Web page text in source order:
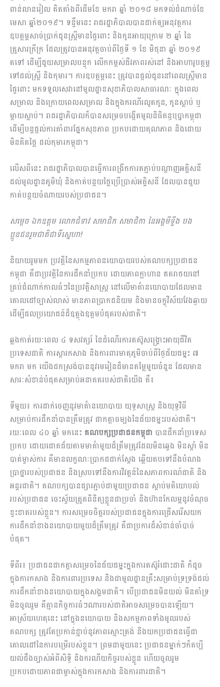
ពាន់លានរៀល គិតតាំងពីដើមខែ មករា ឆ្នាំ ២០១៨ មកទល់ដំណាច់ខែ
មេសា ឆ្នាំ២០១៩។ ទន្ទឹមនេះ រាជរដ្ឋាភិបាលបានដាក់ឲ្យអនុវត្តការ
ឧបត្ថម្ភសាច់ប្រាក់ជូនស្រ្តីមានផ្ទៃពោះ និងកូនអាយុក្រោម ២ ឆ្នាំ នៃ
គ្រួសារក្រីក្រ ដែលត្រូវបានអនុវត្តចាប់ពីថ្ងៃទី ១ ខែ មិថុនា ឆ្នាំ ២០១៩
តទៅ ដើម្បីជួយសម្រាលបន្ទុក លើកកម្ពស់ជីវភាពរស់នៅ និងអាហារូបត្ថម្ភ
ទៅដល់ស្ត្រី និងកុមារ។ ការឧបត្ថម្ភនេះ ត្រូវបានផ្តល់​ជូននៅពេលស្រ្តីមាន
ផ្ទៃពោះ មកទទួលសេវានៅមូលដ្ឋានសុខាភិបាលសាធារណៈ ក្នុងពេល
សម្រាល និងក្រោយពេលសម្រាល និងក្នុងករណីរលូតកូន, កូនស្លាប់ ឬ
ម្តាយស្លាប់។ រាជរដ្ឋាភិបាលក៏បានសម្រេចបង្កើតមូលនិធិគន្ធបុប្ផាកម្ពុជា
ដើម្បីបន្តផ្តល់ការគាំពារផ្នែកសុខភាព ប្រកបដោយគុណភាព និងដោយ
មិនគិតថ្លៃ ដល់កុមារកម្ពុជា។
លើសពីនេះ រាជរដ្ឋាភិបាលបានធ្វើការពង្រីកការតភ្ជាប់បណ្តាញអគ្គិសនី
ដល់មូលដ្ឋានភូមិឃុំ និងកាត់បន្ថយថ្លៃប្រើប្រាស់អគ្គិសនី ដែលបានជួយ
កាត់បន្ថយចំណាយរបស់ប្រជាជន។
សម្តេច ឯកឧត្តម លោកជំទាវ សមាជិក សមាជិកា នៃអង្គមីទ្ទីង បង
ប្អូនជនរួមជាតិជាទីស្នេហា!
និយាយរួមមក ប្រវត្តិនៃសកម្មភាពនយោបាយរបស់គណបក្សប្រជាជន
កម្ពុជា គឺជាប្រវត្តិនៃការដឹកនាំប្រកប ដោយភាពក្លាហាន ឥតរាថយនៅ
គ្រប់ដំណាក់កាលធំៗនៃប្រវត្តិសាស្ត្រ នៅលើមាគ៌ានយោបាយដែលមាន
គោលដៅច្បាស់លាស់ មានភាពប្រាកដនិយម និងមានចក្ខុវិស័យវែងឆ្ងាយ
ដើម្បីផលប្រយោជន៍ដ៏ឧត្តុងឧត្តមបំផុតរបស់ជាតិ។
ឆ្លងកាត់រយៈពេល ៤ ទសវត្សរ៍ នៃដំណើរការតស៊ូសង្គ្រោះអាយុជីវិត
ប្រទេសជាតិ ការស្តារកសាង និងការពារមាតុភូមិចាប់ពីថ្ងៃជ័យជម្នះ ៧
មករា មក យើងដកស្រង់បាននូវមេរៀនដ៏មានតម្លៃមួយចំនួន ដែលមាន
សារៈសំខាន់បំផុតសម្រាប់អនាគតរបស់ជាតិយើង គឺ៖
ទីមួយ៖ ការដាក់ចេញនូវមាគ៌ានយោបាយ យុទ្ធសាស្រ្ត និងយុទ្ធវិធី
សម្រាប់ការដឹកនាំបានត្រឹមត្រូវ ជាកត្តាចម្បងនៃជ័យជម្នះរបស់ជាតិ។
រយៈពេល ៤០ ឆ្នាំ មកនេះ គណបក្សប្រជាជនកម្ពុជា បានដឹកនាំប្រទេស
ប្រកប ដោយជោគជ័យតាមមាគ៌ាមួយដ៏ត្រឹមត្រូវដែលមិនឆ្វេង មិនស្តាំ មិន
បាត់ម្ចាស់ការ​ គឺមានលក្ខណៈប្រាកដជាក់ស្តែង ឆ្លើយតបទៅនឹងបំណង
ប្រាថ្នារបស់ប្រជាជន និងស្របទៅនឹងការវិវត្តន៍នៃសភាពការណ៍ជាតិ និង
អន្តរជាតិ។ គណបក្សបានផ្សារភ្ជាប់ជាមួយប្រជាជន ស្តាប់មតិយោបល់
របស់ប្រជាជន ចេះស្វ័យ​ត្រួតពិនិត្យខ្លួនជាប្រចាំ និងហ៊ានកែលម្អនូវចំណុច
ខ្វះខាតរបស់ខ្លួន។ ការសម្រេ​​​ច​​​ចិត្ត​របស់ប្រជាជនក្នុងការជ្រើសរើសយក
ការដឹកនាំខាងនយោបាយមួយដ៏ត្រឹមត្រូវ គឺជាប្រការដ៏សំខាន់ចាំបាច់
បំផុត។
ទីពីរ៖ ប្រជាជនជាកត្តាសម្រេចនៃជ័យជម្នះក្នុងការតស៊ូរំដោះជាតិ ក៏ដូច
ក្នុងការកសាង និងការពារប្រទេស និងជាមូលដ្ឋានគ្រឹះសម្រាប់ទ្រទ្រង់ដល់
ការដឹកនាំខាងនយោបាយក្នុងសង្គមជាតិ។ បើប្រជាជនមិនយល់ មិនគាំទ្រ
មិនចូលរួម គឺគ្មានកិច្ចការធំៗណារបស់ជាតិអាចសម្រេចបានឡើយ។
អាស្រ័យហេតុនេះ នៅក្នុងនយោ​បាយ និងសកម្មភាពទាំងមូលរបស់
គណបក្ស ត្រូវតែប្រកាន់ខ្ជាប់នូវភាពស្មោះត្រង់ និងយកប្រជាជនធ្វើជា
គោលដៅនៃការបម្រើរបស់ខ្លួន។ ព្រមជាមួយនេះ ប្រជាជនម្នាក់ៗក៏គប្បី
យល់ដឹងច្បាស់អំពីសិទ្ធិ និងករណីយកិ​ច្ចរបស់ខ្លួន ហើយចូលរួម
ប្រកបដោយភាពជាម្ចាស់ក្នុងការកសាង និងការពារជាតិ។